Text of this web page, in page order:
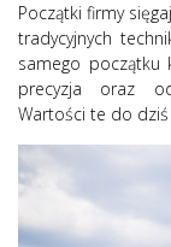
Początki firmy
tradycyjnych
samego początku
precyzja oraz
Wartości te do